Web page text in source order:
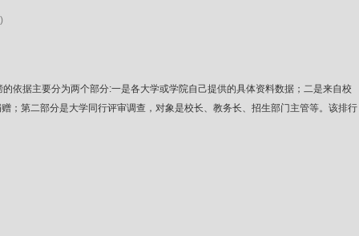
依据主要分为两个部分:一是各大学或学院自己提供的具体资料数据；二是来自校
；第二部分是大学同行评审调查，对象是校长、教务长、招生部门主管等。该排行